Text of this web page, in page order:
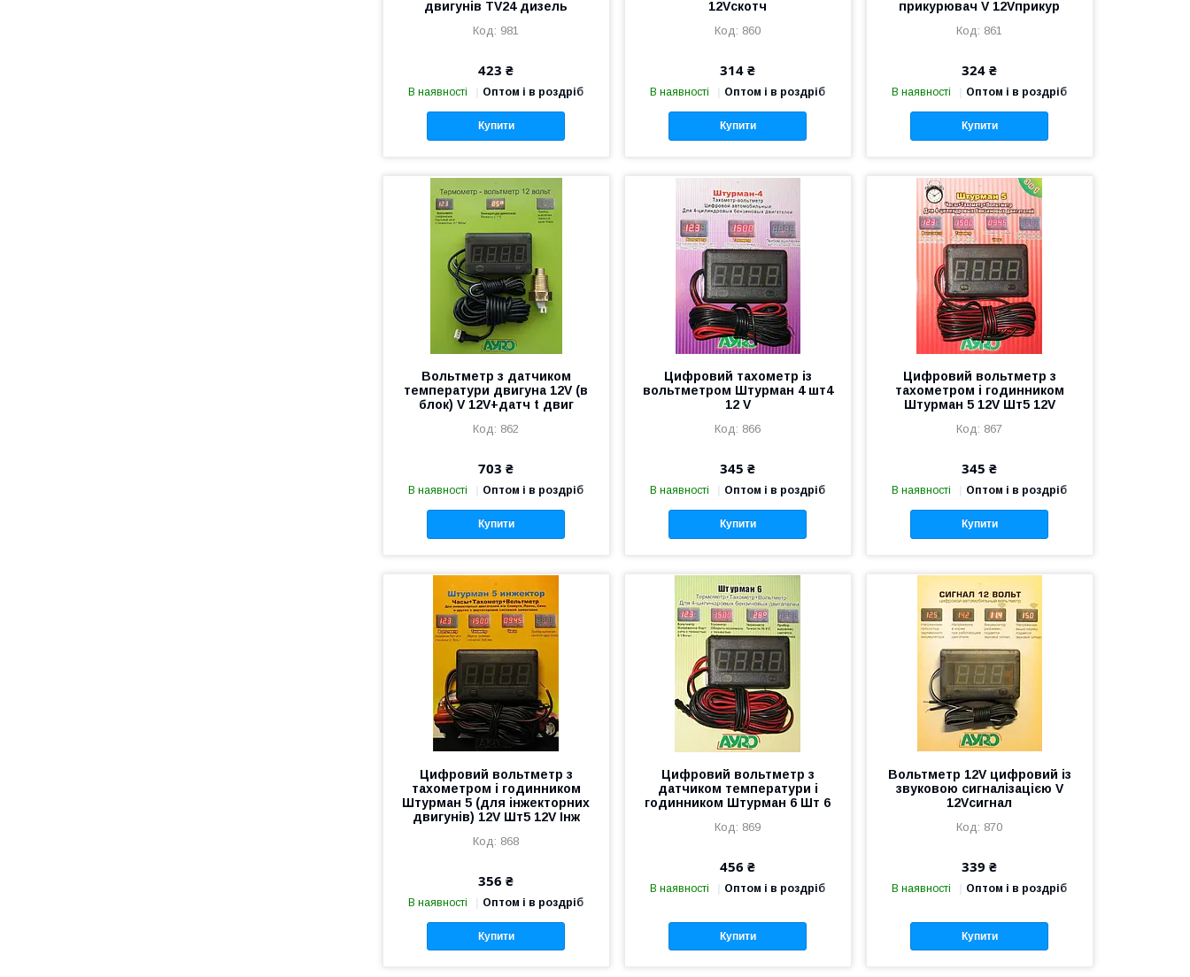
двигунів TV24 дизель
981
423 ₴
В наявності Оптом і в роздріб
Купити
12Vскотч
860
314 ₴
В наявності Оптом і в роздріб
Купити
прикурювач V 12Vприкур
861
324 ₴
В наявності Оптом і в роздріб
Купити
Вольтметр з датчиком
температури двигуна 12V (в
блок) V 12V+датч t двиг
862
703 ₴
В наявності Оптом і в роздріб
Купити
Цифровий тахометр із
вольтметром Штурман 4 шт4
12 V
866
345 ₴
В наявності Оптом і в роздріб
Купити
Цифровий вольтметр з
тахометром і годинником
Штурман 5 12V Шт5 12V
867
345 ₴
В наявності Оптом і в роздріб
Купити
Цифровий вольтметр з
тахометром і годинником
Штурман 5 (для інжекторних
двигунів) 12V Шт5 12V Інж
868
356 ₴
В наявності Оптом і в роздріб
Купити
Цифровий вольтметр з
датчиком температури і
годинником Штурман 6 Шт 6
869
456 ₴
В наявності Оптом і в роздріб
Купити
Вольтметр 12V цифровий із
звуковою сигналізацією V
12Vсигнал
870
339 ₴
В наявності Оптом і в роздріб
Купити